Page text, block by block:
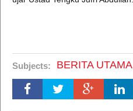
Subjects: BERITA UTAMA